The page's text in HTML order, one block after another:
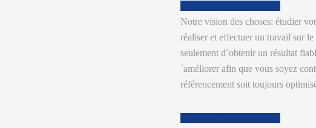
Notre vision des choses: étudier
réaliser et effectuer un travail sur
seulement d´obtenir un résultat
´améliorer afin que vous soyez
référencement soit toujours